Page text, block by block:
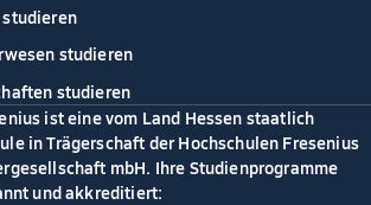
studieren
studieren
ist eine vom Land Hessen staatlich
in Trägerschaft der Hochschulen Fresenius
mbH. Ihre Studienprogramme
und akkreditiert: